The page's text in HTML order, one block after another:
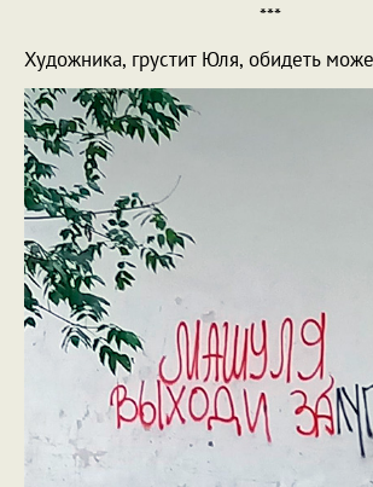
***
Художника, грустит Юля, обидеть